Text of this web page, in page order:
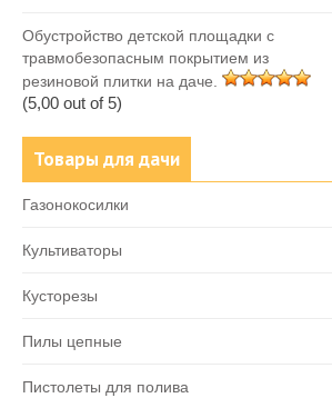
Обустройство детской площадки с
травмобезопасным покрытием из
резиновой плитки на даче.
(5,00 out of 5)
Товары для дачи
Газонокосилки
Культиваторы
Кусторезы
Пилы цепные
Пистолеты для полива